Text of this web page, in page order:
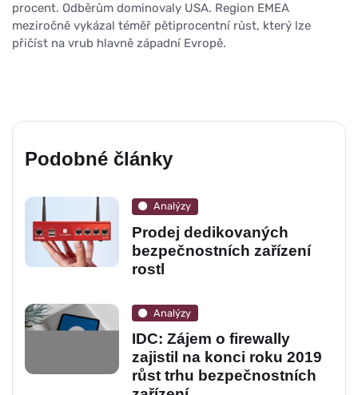
procent. Odběrům dominovaly USA. Region EMEA
meziročně vykázal téměř pětiprocentní růst, který lze
přičíst na vrub hlavně západní Evropě.
Podobné články
Analýzy
Prodej dedikovaných
bezpečnostních zařízení
rostl
Analýzy
IDC: Zájem o firewally
zajistil na konci roku 2019
růst trhu bezpečnostních